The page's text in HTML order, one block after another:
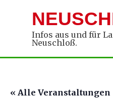
Infos aus und für
Neuschloß.
« Alle Veranstaltungen